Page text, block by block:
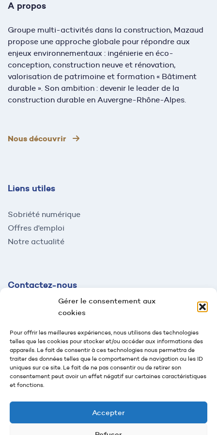
Gérer le consentement aux
cookies
Pour offrir les meilleures expériences, nous utilisons des technologies
telles que les cookies pour stocker et/ou accéder aux informations des
appareils. Le fait de consentir à ces technologies nous permettra de
traiter des données telles que le comportement de navigation ou les ID
uniques sur ce site. Le fait de ne pas consentir ou de retirer son
consentement peut avoir un effet négatif sur certaines caractéristiques
et fonctions.
Accepter
A propos
Groupe multi-activités dans la construction, Mazaud
propose une approche globale pour répondre aux
enjeux environnementaux : ingénierie en éco-
conception, construction neuve et rénovation,
valorisation de patrimoine et formation « Bâtiment
durable ». Son ambition : devenir le leader de la
construction durable en Auvergne-Rhône-Alpes.
Nous découvrir
Liens utiles
Sobriété numérique
Offres d'emploi
Notre actualité
Contactez-nous
contact@mazaud.fr
2 rue Jean-Jaurès
69100 Villeurbanne
Suivez-nous